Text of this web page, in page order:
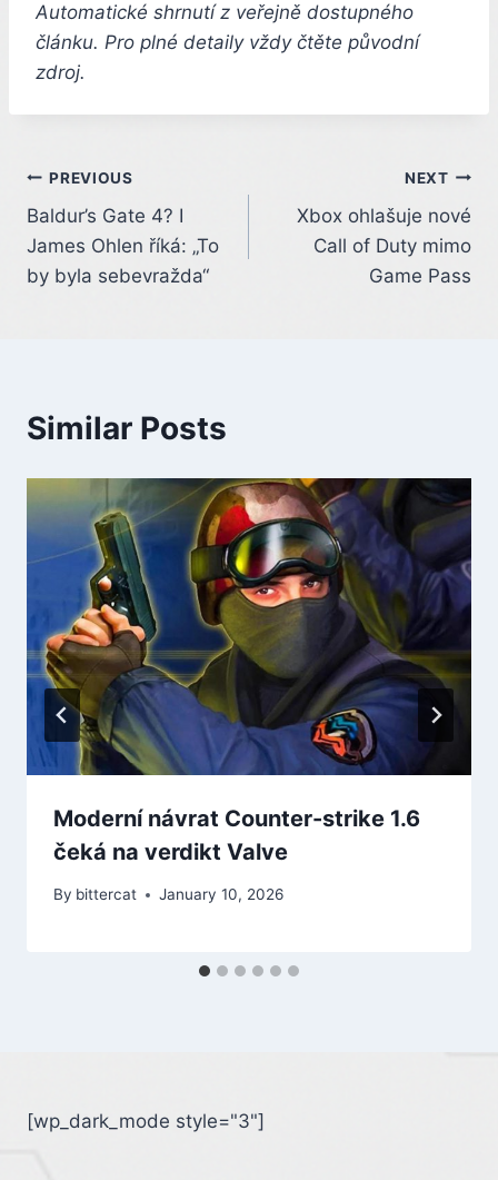
Automatické shrnutí z veřejně dostupného
článku. Pro plné detaily vždy čtěte původní
zdroj.
Post
navigation
PREVIOUS
Baldur’s Gate 4? I
James Ohlen říká: „To
by byla sebevražda“
NEXT
Xbox ohlašuje nové
Call of Duty mimo
Game Pass
Similar Posts
Moderní návrat Counter-strike 1.6
čeká na verdikt Valve
By bittercat January 10, 2026
[wp_dark_mode style="3"]